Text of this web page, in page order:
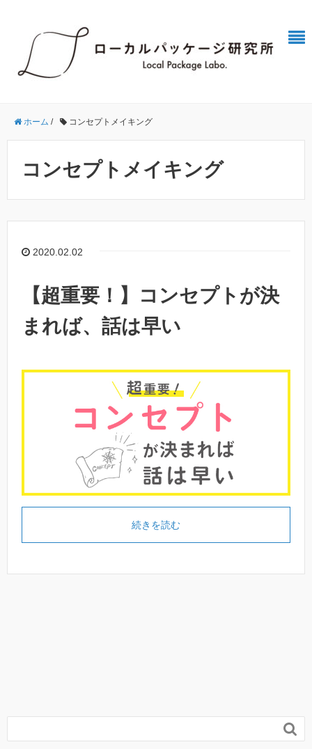
ホーム / コンセプトメイキング
コンセプトメイキング
2020.02.02
【超重要！】コンセプトが決
まれば、話は早い
続きを読む
